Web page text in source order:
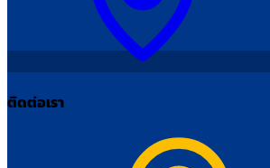
ติดต่อเรา